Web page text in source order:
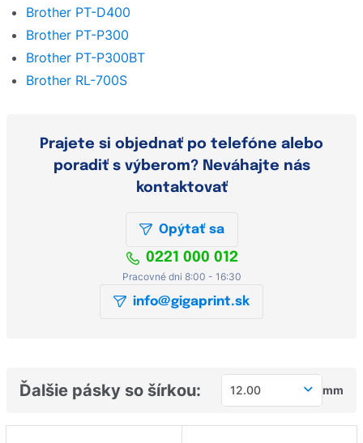
Brother PT-D400
Brother PT-P300
Brother PT-P300BT
Brother RL-700S
Prajete si objednať po telefóne alebo
poradiť s výberom? Neváhajte nás
kontaktovať
Opýtať sa
0221 000 012
Pracovné dni 8:00 - 16:30
info@gigaprint.sk
Ďalšie pásky so šírkou: 12.00 mm